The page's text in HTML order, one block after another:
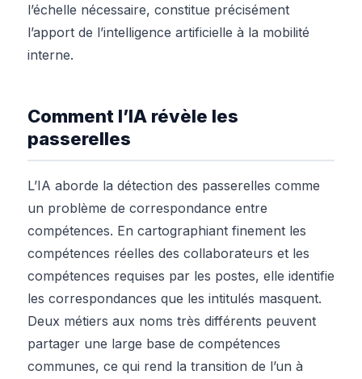
l’échelle nécessaire, constitue précisément
l’apport de l’intelligence artificielle à la mobilité
interne.
Comment l’IA révèle les
passerelles
L’IA aborde la détection des passerelles comme
un problème de correspondance entre
compétences. En cartographiant finement les
compétences réelles des collaborateurs et les
compétences requises par les postes, elle identifie
les correspondances que les intitulés masquent.
Deux métiers aux noms très différents peuvent
partager une large base de compétences
communes, ce qui rend la transition de l’un à